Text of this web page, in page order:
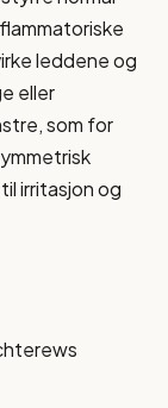
leddene og
eller
som for
irritasjon og